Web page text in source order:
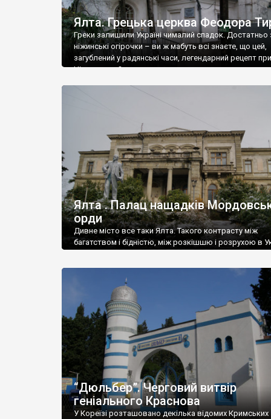
Ялта. Грецька церква Феодора
Греки залишили Україні чималий спадок. Достатньо
ніжинські огірочки – ви ж мабуть всі знаєте, що цей,
загублений у радянські часи, легендарний рецепт
Ніжин греки?
Ялта . Палац нащадків
орди
Дивне місто все таки Ялта. Такого контрасту між
багатством і бідністю, між розкішшю і розрухою в
“Дюльбер”. Черговий витвір
геніального Краснова
У Кореїзі розташовано декілька відомих Кримських